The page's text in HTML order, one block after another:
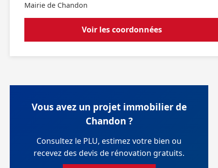
Mairie de Chandon
Voir les coordonnées
Vous avez un projet immobilier de
Chandon ?
Consultez le PLU, estimez votre bien ou
recevez des devis de rénovation gratuits.